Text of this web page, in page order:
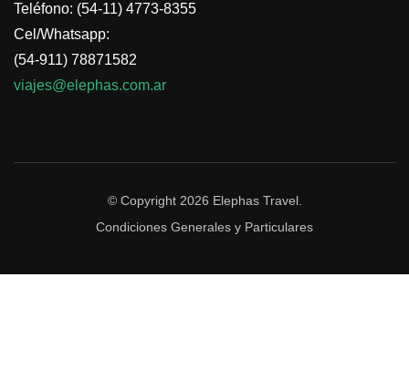
Teléfono: (54-11) 4773-8355
Cel/Whatsapp:
(54-911) 78871582
viajes@elephas.com.ar
© Copyright 2026 Elephas Travel.
Condiciones Generales y Particulares